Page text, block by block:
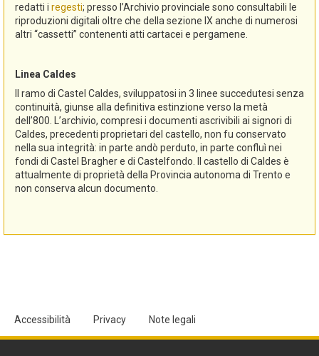
redatti i regesti; presso l’Archivio provinciale sono consultabili le
riproduzioni digitali oltre che della sezione IX anche di numerosi
altri “cassetti” contenenti atti cartacei e pergamene.
Linea Caldes
Il ramo di Castel Caldes, sviluppatosi in 3 linee succedutesi senza
continuità, giunse alla definitiva estinzione verso la metà
dell’800. L’archivio, compresi i documenti ascrivibili ai signori di
Caldes, precedenti proprietari del castello, non fu conservato
nella sua integrità: in parte andò perduto, in parte confluì nei
fondi di Castel Bragher e di Castelfondo. Il castello di Caldes è
attualmente di proprietà della Provincia autonoma di Trento e
non conserva alcun documento.
Accessibilità Privacy Note legali